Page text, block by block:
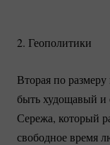
2. Геополитики
Вторая по
быть худощавый и
Сережа, который
свободное время